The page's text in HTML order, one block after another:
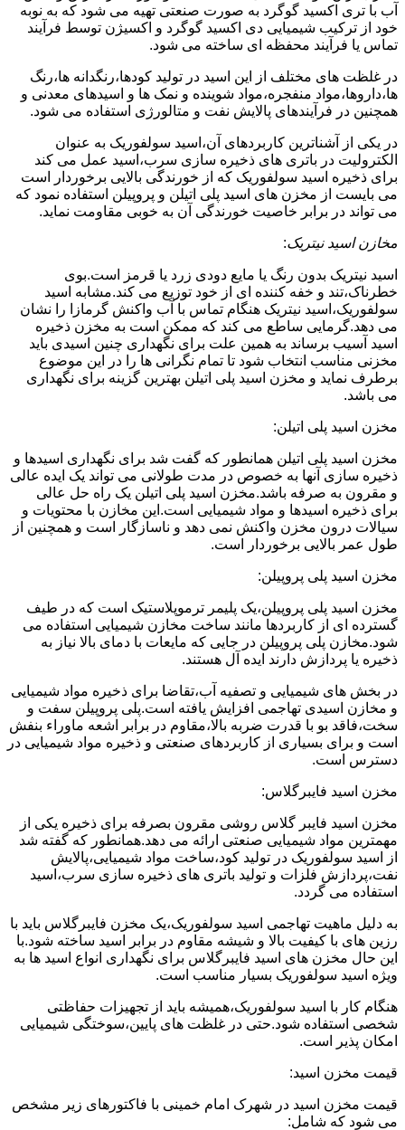
آب با تری اکسید گوگرد به صورت صنعتی تهیه می شود که به نوبه
خود از ترکیب شیمیایی دی اکسید گوگرد و اکسیژن توسط فرآیند
تماس یا فرآیند محفظه ای ساخته می شود.
در غلظت های مختلف از این اسید در تولید کودها،رنگدانه ها،رنگ
ها،داروها،مواد منفجره،مواد شوینده و نمک ها و اسیدهای معدنی و
همچنین در فرآیندهای پالایش نفت و متالورژی استفاده می شود.
در یکی از آشناترین کاربردهای آن،اسید سولفوریک به عنوان
الکترولیت در باتری های ذخیره سازی سرب،اسید عمل می کند
برای ذخیره اسید سولفوریک که از خورندگی بالایی برخوردار است
می بایست از مخزن های اسید پلی اتیلن و پروپیلن استفاده نمود که
می تواند در برابر خاصیت خورندگی آن به خوبی مقاومت نماید.
مخازن اسید نیتریک:
اسید نیتریک بدون رنگ یا مایع دودی زرد یا قرمز است.بوی
خطرناک،تند و خفه کننده ای از خود توزیع می کند.مشابه اسید
سولفوریک،اسید نیتریک هنگام تماس با آب واکنش گرمازا را نشان
می دهد.گرمایی ساطع می کند که ممکن است به مخزن ذخیره
اسید آسیب برساند به همین علت برای نگهداری چنین اسیدی باید
مخزنی مناسب انتخاب شود تا تمام نگرانی ها را در این موضوع
برطرف نماید و مخزن اسید پلی اتیلن بهترین گزینه برای نگهداری
می باشد.
مخزن اسید پلی اتیلن:
مخزن اسید پلی اتیلن همانطور که گفت شد برای نگهداری اسیدها و
ذخیره سازی آنها به خصوص در مدت طولانی می تواند یک ایده عالی
و مقرون به صرفه باشد.مخزن اسید پلی اتیلن یک راه حل عالی
برای ذخیره اسیدها و مواد شیمیایی است.این مخازن با محتویات و
سیالات درون مخزن واکنش نمی دهد و ناسازگار است و همچنین از
طول عمر بالایی برخوردار است.
مخزن اسید پلی پروپیلن:
مخزن اسید پلی پروپیلن،یک پلیمر ترموپلاستیک است که در طیف
گسترده ای از کاربردها مانند ساخت مخازن شیمیایی استفاده می
شود.مخازن پلی پروپیلن در جایی که مایعات با دمای بالا نیاز به
ذخیره یا پردازش دارند ایده آل هستند.
در بخش های شیمیایی و تصفیه آب،تقاضا برای ذخیره مواد شیمیایی
و مخازن اسیدی تهاجمی افزایش یافته است.پلی پروپیلن سفت و
سخت،فاقد بو با قدرت ضربه بالا،مقاوم در برابر اشعه ماوراء بنفش
است و برای بسیاری از کاربردهای صنعتی و ذخیره مواد شیمیایی در
دسترس است.
مخزن اسید فایبرگلاس:
مخزن اسید فایبر گلاس روشی مقرون بصرفه برای ذخیره یکی از
مهمترین مواد شیمیایی صنعتی ارائه می دهد.همانطور که گفته شد
از اسید سولفوریک در تولید کود،ساخت مواد شیمیایی،پالایش
نفت،پردازش فلزات و تولید باتری های ذخیره سازی سرب،اسید
استفاده می گردد.
به دلیل ماهیت تهاجمی اسید سولفوریک،یک مخزن فایبرگلاس باید با
رزین های با کیفیت بالا و شیشه مقاوم در برابر اسید ساخته شود.با
این حال مخزن های اسید فایبرگلاس برای نگهداری انواع اسید ها به
ویژه اسید سولفوریک بسیار مناسب است.
هنگام کار با اسید سولفوریک،همیشه باید از تجهیزات حفاظتی
شخصی استفاده شود.حتی در غلظت های پایین،سوختگی شیمیایی
امکان پذیر است.
قیمت مخزن اسید:
قیمت مخزن اسید در شهرک امام خمینی با فاکتورهای زیر مشخص
می شود که شامل: